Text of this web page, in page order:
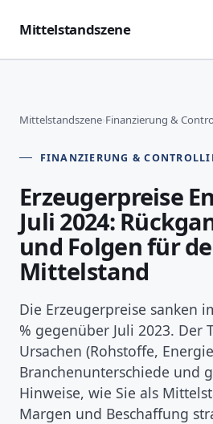
Mittelstandszene
Mittelstandszene›Finanzierung &
FINANZIERUNG &
Erzeugerpreise
Juli 2024:
und Folgen für
Mittelstand
Die Erzeugerpreise sanken
% gegenüber Juli 2023. Der
Ursachen (Rohstoffe,
Branchenunterschiede und
Hinweise, wie Sie als
Margen und Beschaffung